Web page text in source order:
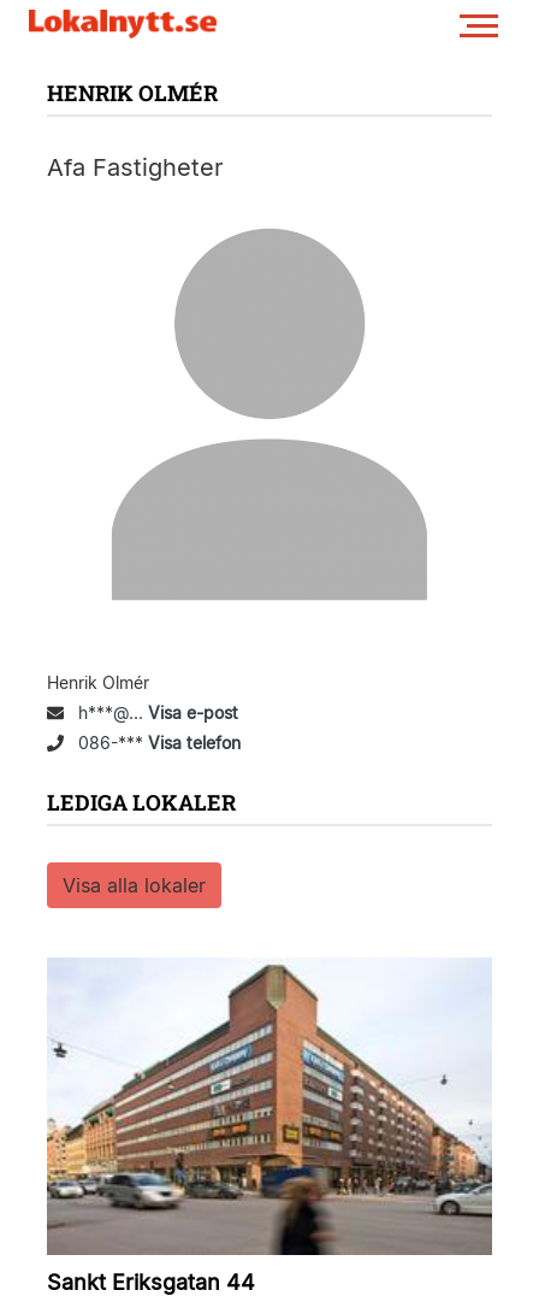
HENRIK OLMÉR
Afa Fastigheter
Henrik Olmér
h***@... Visa e-post
086-*** Visa telefon
LEDIGA LOKALER
Visa alla lokaler
Sankt Eriksgatan 44